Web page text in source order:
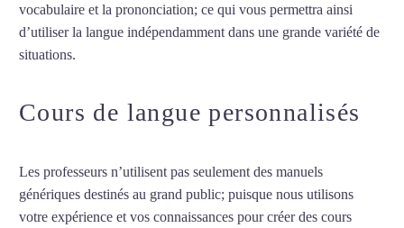
vocabulaire et la prononciation; ce qui vous permettra ainsi
d’utiliser la langue indépendamment dans une grande variété de
situations.
Cours de langue personnalisés
Les professeurs n’utilisent pas seulement des manuels
génériques destinés au grand public; puisque nous utilisons
votre expérience et vos connaissances pour créer des cours